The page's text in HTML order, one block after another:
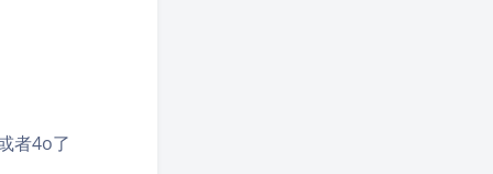
者4o了